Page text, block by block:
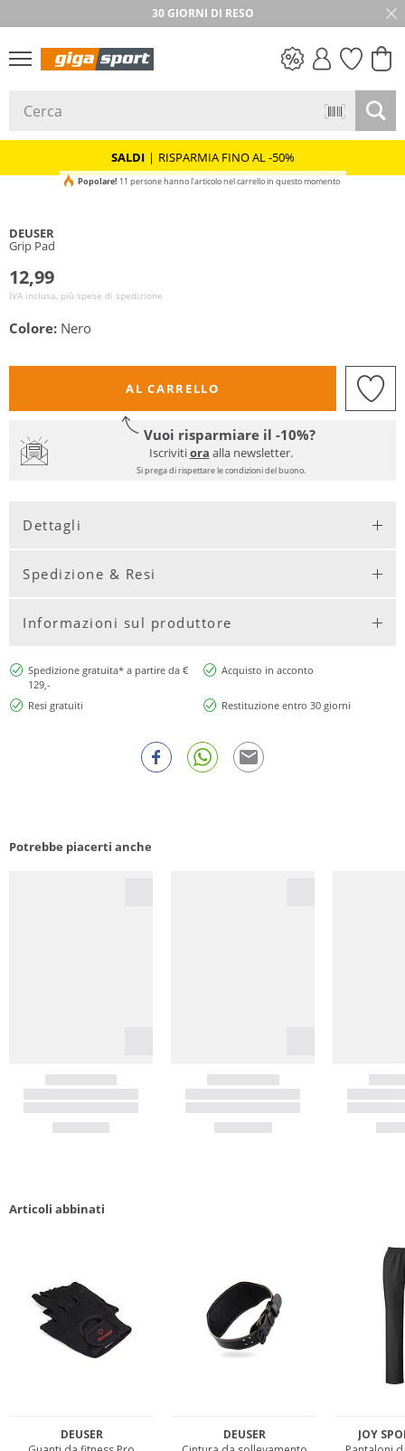
30 GIORNI DI RESO
SALDI | RISPARMIA FINO AL -50%
Popolare! 11 persone hanno l'articolo nel carrello in questo momento
DEUSER
Grip Pad
12,99
IVA inclusa, più spese di spedizione
Colore: Nero
AL CARRELLO
Vuoi risparmiare il -10%?
Iscrivitiora alla newsletter.
Si prega di rispettare le condizioni del buono.
Dettagli
Spedizione & Resi
Informazioni sul produttore
Spedizione gratuita* a partire da €
129,-
Acquisto in acconto
Resi gratuiti Restituzione entro 30 giorni
Potrebbe piacerti anche
Articoli abbinati